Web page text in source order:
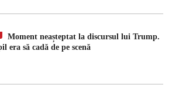
Moment neașteptat la discursul lui Trump.
era să cadă de pe scenă